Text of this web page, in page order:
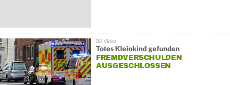
Totes Kleinkind gefunden
FREMDVERSCHULDEN
AUSGESCHLOSSEN